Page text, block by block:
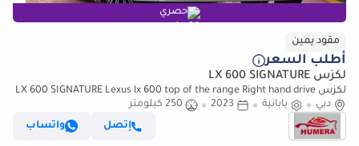
حصري
مقود يمين
أطلب السعر
لكزس LX 600 SIGNATURE
لكزس LX 600 SIGNATURE Lexus lx 600 top of the range Right hand drive
(للتصدير فقط)
دبي يابانية 2023
250 كيلومتر
إتصل
واتساب